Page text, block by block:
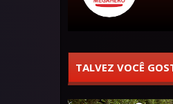
TALVEZ VOCÊ